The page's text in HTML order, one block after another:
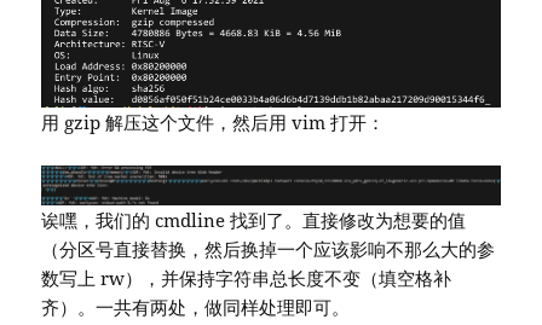
用 gzip 解压这个文件，然后用 vim 打开：
诶嘿，我们的 cmdline 找到了。直接修改为想要的值
（分区号直接替换，然后换掉一个应该影响不那么大的参
数写上 rw），并保持字符串总长度不变（填空格补
齐）。一共有两处，做同样处理即可。